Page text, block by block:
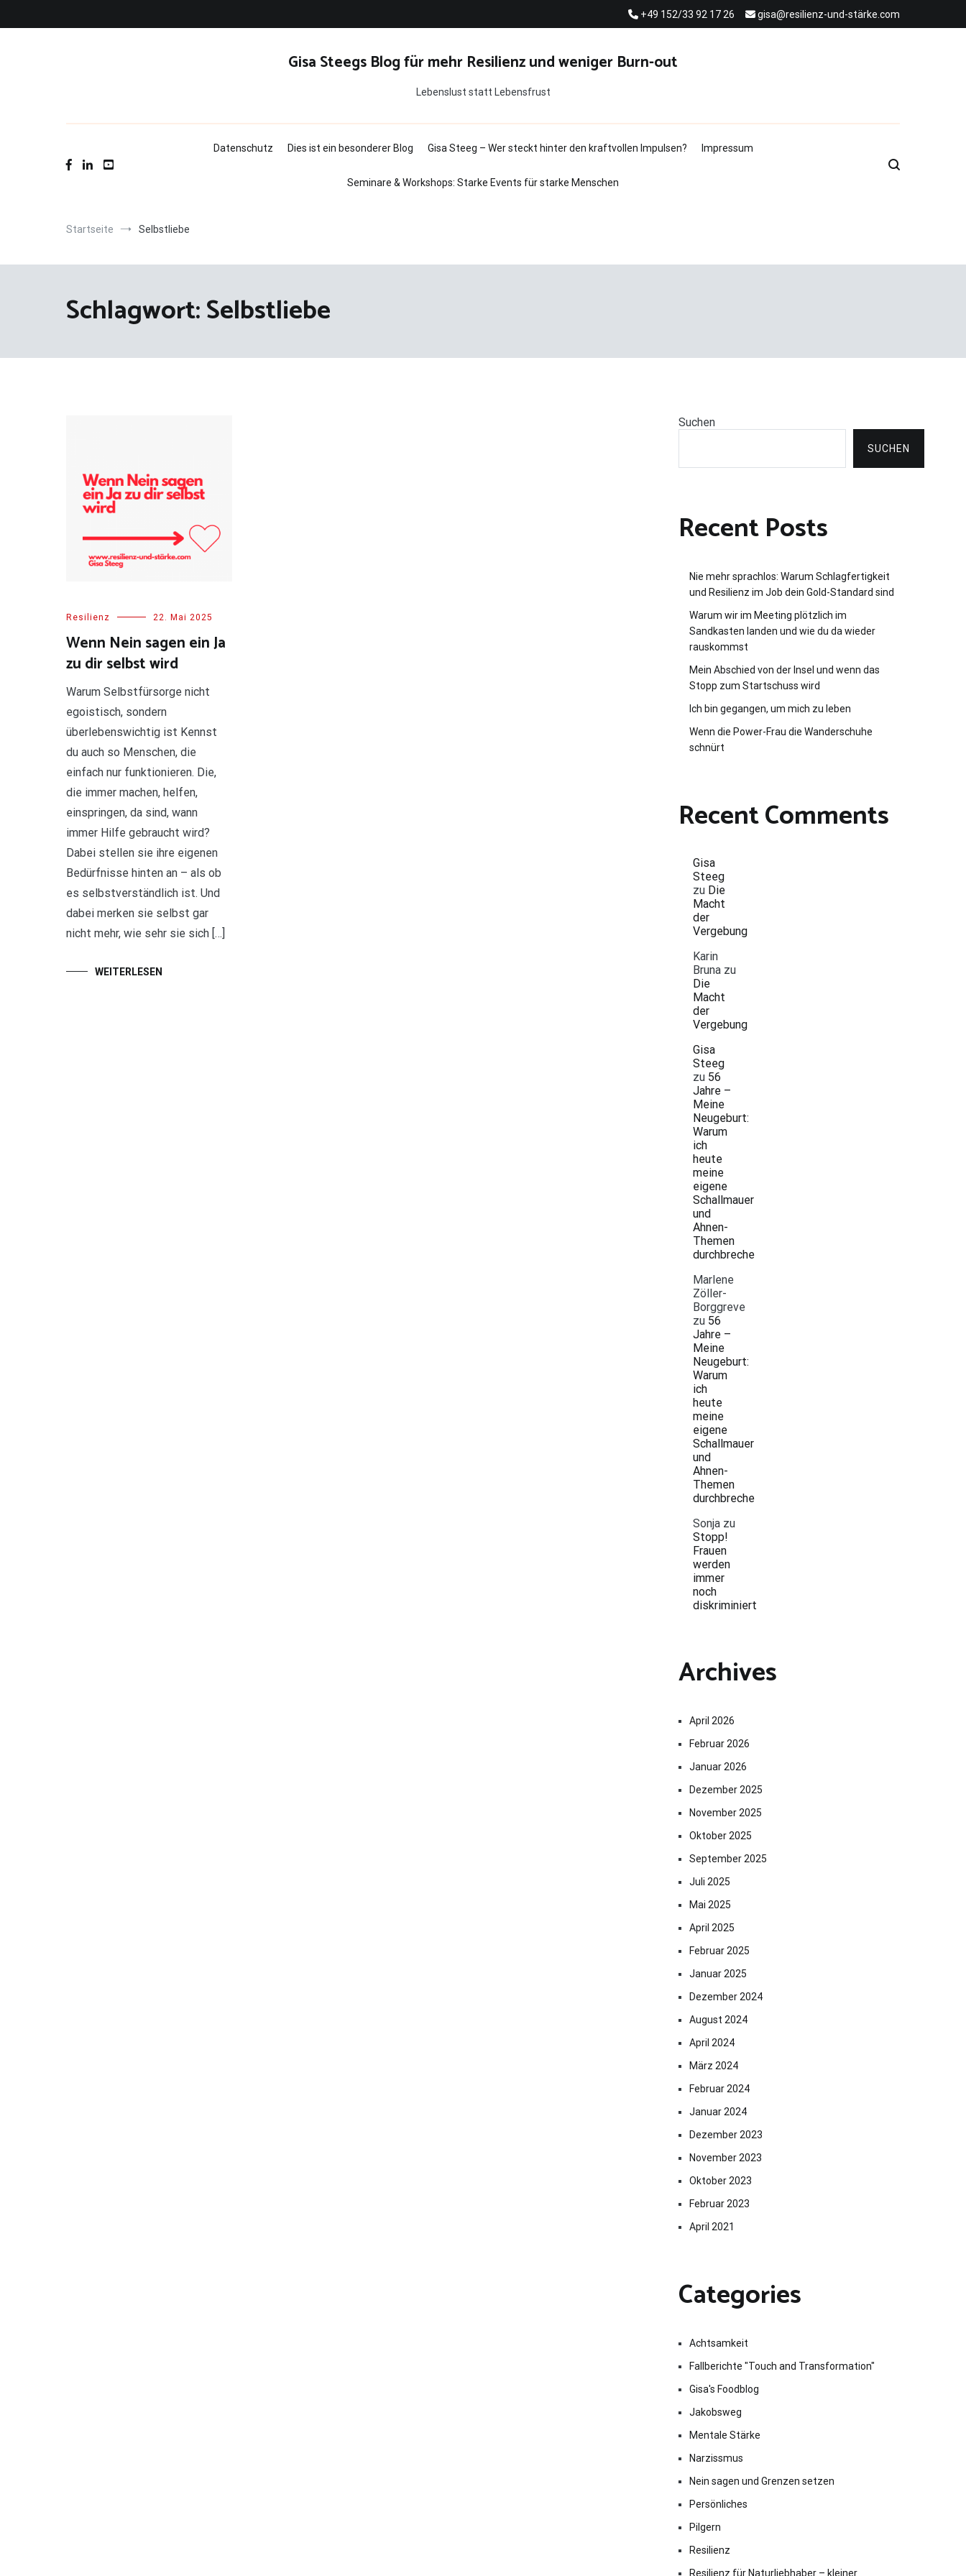
+49 152/33 92 17 26 gisa@resilienz-und-stärke.com
Gisa Steegs Blog für mehr Resilienz und weniger Burn-out
Lebenslust statt Lebensfrust
Datenschutz Dies ist ein besonderer Blog Gisa Steeg – Wer steckt hinter den kraftvollen Impulsen? Impressum
Seminare & Workshops: Starke Events für starke Menschen
Startseite Selbstliebe
Schlagwort:Selbstliebe
Resilienz 22. Mai 2025
Wenn Nein sagen ein Ja
zu dir selbst wird
Warum Selbstfürsorge nicht
egoistisch, sondern
überlebenswichtig ist Kennst
du auch so Menschen, die
einfach nur funktionieren. Die,
die immer machen, helfen,
einspringen, da sind, wann
immer Hilfe gebraucht wird?
Dabei stellen sie ihre eigenen
Bedürfnisse hinten an – als ob
es selbstverständlich ist. Und
dabei merken sie selbst gar
nicht mehr, wie sehr sie sich […]
WEITERLESEN
Suchen
SUCHEN
Recent Posts
Nie mehr sprachlos: Warum Schlagfertigkeit
und Resilienz im Job dein Gold-Standard sind
Warum wir im Meeting plötzlich im
Sandkasten landen und wie du da wieder
rauskommst
Mein Abschied von der Insel und wenn das
Stopp zum Startschuss wird
Ich bin gegangen, um mich zu leben
Wenn die Power-Frau die Wanderschuhe
schnürt
Recent Comments
Gisa
Steeg
zu Die
Macht
der
Vergebung
Karin
Bruna zu
Die
Macht
der
Vergebung
Gisa
Steeg
zu 56
Jahre –
Meine
Neugeburt:
Warum
ich
heute
meine
eigene
Schallmauer
und
Ahnen-
Themen
durchbreche
Marlene
Zöller-
Borggreve
zu 56
Jahre –
Meine
Neugeburt:
Warum
ich
heute
meine
eigene
Schallmauer
und
Ahnen-
Themen
durchbreche
Sonja zu
Stopp!
Frauen
werden
immer
noch
diskriminiert
Archives
April 2026
Februar 2026
Januar 2026
Dezember 2025
November 2025
Oktober 2025
September 2025
Juli 2025
Mai 2025
April 2025
Februar 2025
Januar 2025
Dezember 2024
August 2024
April 2024
März 2024
Februar 2024
Januar 2024
Dezember 2023
November 2023
Oktober 2023
Februar 2023
April 2021
Categories
Achtsamkeit
Fallberichte "Touch and Transformation"
Gisa's Foodblog
Jakobsweg
Mentale Stärke
Narzissmus
Nein sagen und Grenzen setzen
Persönliches
Pilgern
Resilienz
Resilienz für Naturliebhaber – kleiner